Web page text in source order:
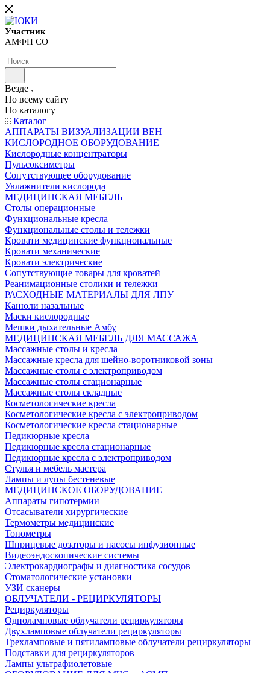
Участник
АМФП СО
Везде
По всему сайту
По каталогу
Каталог
АППАРАТЫ ВИЗУАЛИЗАЦИИ ВЕН
КИСЛОРОДНОЕ ОБОРУДОВАНИЕ
Кислородные концентраторы
Пульсоксиметры
Сопутствующее оборудование
Увлажнители кислорода
МЕДИЦИНСКАЯ МЕБЕЛЬ
Столы операционные
Функциональные кресла
Функциональные столы и тележки
Кровати медицинские функциональные
Кровати механические
Кровати электрические
Сопутствующие товары для кроватей
Реанимационные столики и тележки
РАСХОДНЫЕ МАТЕРИАЛЫ ДЛЯ ЛПУ
Канюли назальные
Маски кислородные
Мешки дыхательные Амбу
МЕДИЦИНСКАЯ МЕБЕЛЬ ДЛЯ МАССАЖА
Массажные столы и кресла
Массажные кресла для шейно-воротниковой зоны
Массажные столы с электроприводом
Массажные столы стационарные
Массажные столы складные
Косметологические кресла
Косметологические кресла с электроприводом
Косметологические кресла стационарные
Педикюрные кресла
Педикюрные кресла стационарные
Педикюрные кресла с электроприводом
Стулья и мебель мастера
Лампы и лупы бестеневые
МЕДИЦИНСКОЕ ОБОРУДОВАНИЕ
Аппараты гипотермии
Отсасыватели хирургические
Термометры медицинские
Тонометры
Шприцевые дозаторы и насосы инфузионные
Видеоэндоскопические системы
Электрокардиографы и диагностика сосудов
Стоматологические установки
УЗИ сканеры
ОБЛУЧАТЕЛИ - РЕЦИРКУЛЯТОРЫ
Рециркуляторы
Одноламповые облучатели рециркуляторы
Двухламповые облучатели рециркуляторы
Трехламповые и пятиламповые облучатели рециркуляторы
Подставки для рециркуляторов
Лампы ультрафиолетовые